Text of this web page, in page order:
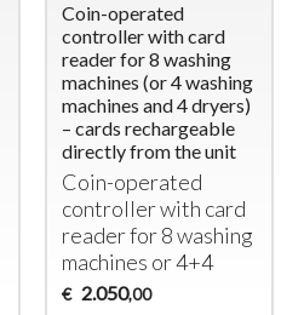
Coin-operated
controller with card
reader for 8 washing
machines (or 4 washing
machines and 4 dryers)
– cards rechargeable
directly from the unit
Coin-operated
controller with card
reader for 8 washing
machines or 4+4
€ 2.050,00